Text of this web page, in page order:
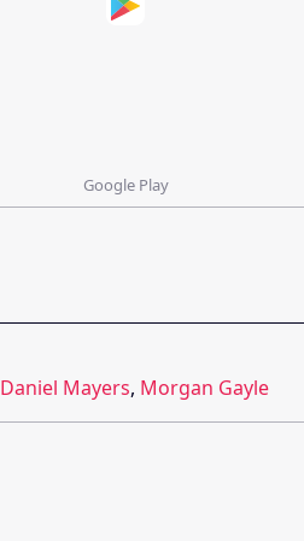
Google Play
Daniel Mayers, Morgan Gayle